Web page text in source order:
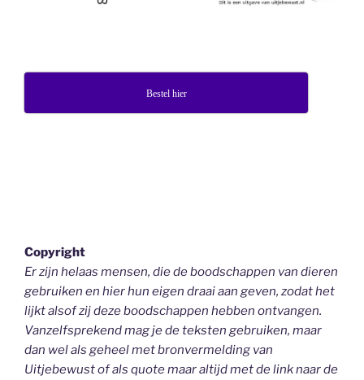
Bestel hier
Copyright
Er zijn helaas mensen, die de boodschappen van dieren
gebruiken en hier hun eigen draai aan geven, zodat het
lijkt alsof zij deze boodschappen hebben ontvangen.
Vanzelfsprekend mag je de teksten gebruiken, maar
dan wel als geheelmet bronvermelding van
Uitjebewustof als quote maar altijd met de link naar de